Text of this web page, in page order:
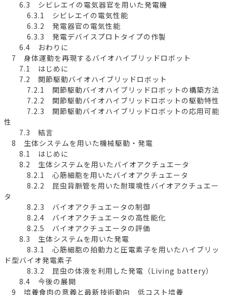
6.3 シビレエイの電気器官を用いた発電機
6.3.1 シビレエイの電気性能
6.3.2 発電器官の電気性能
6.3.3 発電デバイスプロトタイプの作製
6.4 おわりに
7 身体運動を再現するバイオハイブリッドロボット
7.1 はじめに
7.2 関節駆動バイオハイブリッドロボット
7.2.1 関節駆動バイオハイブリッドロボットの構築方法
7.2.2 関節駆動バイオハイブリッドロボットの駆動特性
7.2.3 関節駆動バイオハイブリッドロボットの応用可能
性
7.3 結言
8 生体システムを用いた機械駆動・発電
8.1 はじめに
8.2 生体システムを用いたバイオアクチュエータ
8.2.1 心筋細胞を用いたバイオアクチュエータ
8.2.2 昆虫背脈管を用いた耐環境性バイオアクチュエー
タ
8.2.3 バイオアクチュエータの制御
8.2.4 バイオアクチュエータの高性能化
8.2.5 バイオアクチュエータの評価
8.3 生体システムを用いた発電
8.3.1 心筋細胞の拍動力と圧電素子を用いたハイブリッ
ド型バイオ発電素子
8.3.2 昆虫の体液を利用した発電（Living battery）
8.4 今後の展開
9 培養食肉の意義と最新技術動向 低コスト培養